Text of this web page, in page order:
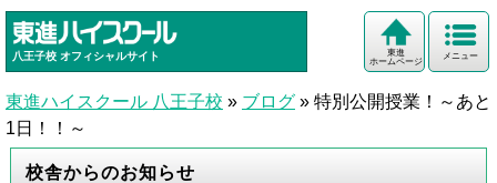
八王子校 オフィシャルサイト メニュー
東進
ホームページ
東進ハイスクール 八王子校 » ブログ » 特別公開授業！～あと
1日！！～
校舎からのお知らせ